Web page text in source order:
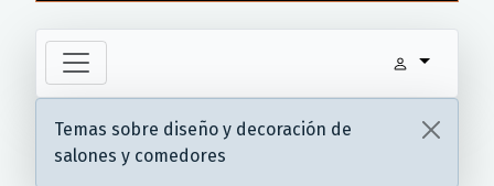
Temas sobre diseño y decoración de
salones y comedores